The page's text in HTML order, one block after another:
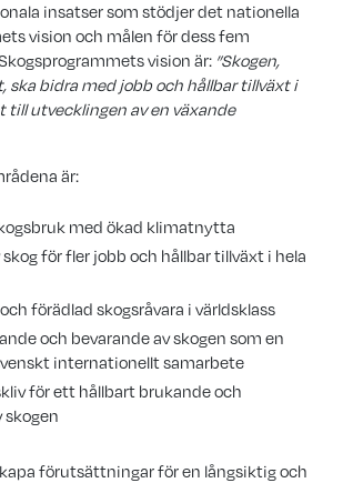
insatser som stödjer det nationella
vision och målen för dess fem
vision är: ”Skogen,
ska bidra med jobb och hållbar tillväxt i
till utvecklingen av en växande
är:
med ökad klimatnytta
för fler jobb och hållbar tillväxt i hela
förädlad skogsråvara i världsklass
och bevarande av skogen som en
internationellt samarbete
för ett hållbart brukande och
skogen
förutsättningar för en långsiktig och